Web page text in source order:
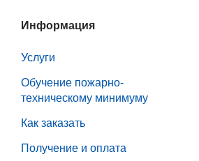
Информация
Услуги
Обучение пожарно-
техническому минимуму
Как заказать
Получение и оплата